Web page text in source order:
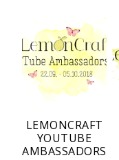
LEMONCRAFT
YOUTUBE
AMBASSADORS